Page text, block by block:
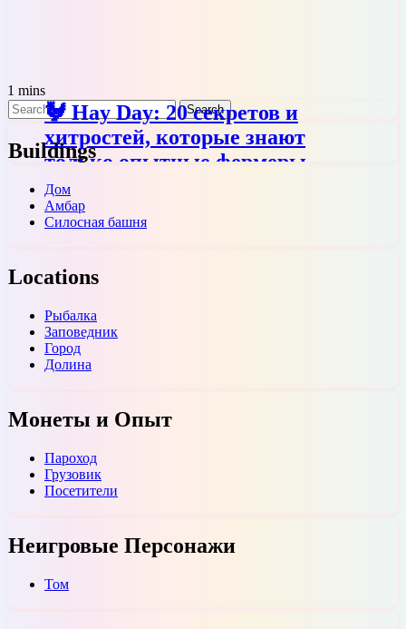
🐓 Hay Day: 20 секретов и
хитростей, которые знают
только опытные фермеры
1 mins
Buildings
Дом
Амбар
Силосная башня
Locations
Рыбалка
Заповедник
Город
Долина
Монеты и Опыт
Пароход
Грузовик
Посетители
Неигровые Персонажи
Том